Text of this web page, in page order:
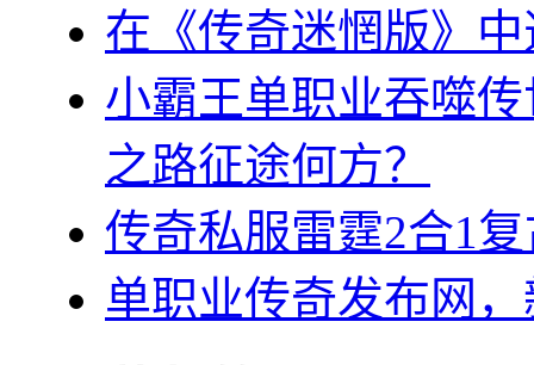
在《传奇迷惘版》
小霸王单职业吞噬
之路征途何方？
传奇私服雷霆2合1
单职业传奇发布网